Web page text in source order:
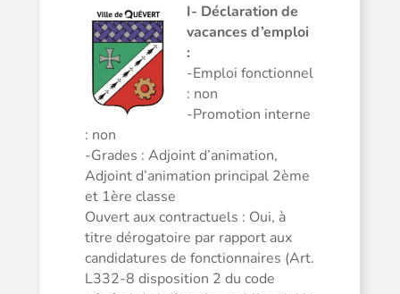
I- Déclaration de
vacances d’emploi
:
-Emploi fonctionnel
: non
-Promotion interne
: non
-Grades : Adjoint d’animation,
Adjoint d’animation principal 2ème
et 1ère classe
Ouvert aux contractuels : Oui, à
titre dérogatoire par rapport aux
candidatures de fonctionnaires (Art.
L332-8 disposition 2 du code